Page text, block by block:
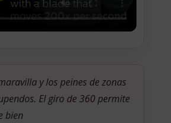
y los peines de zonas
El giro de 360 permite
bien